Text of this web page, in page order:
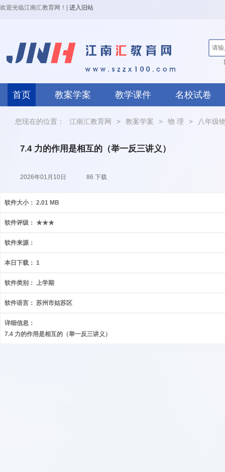
欢迎光临江南汇教育网！ 进入旧站
首页 教案学案 教学课件 名校试卷
您现在的位置： 江南汇教育网 > 教案学案 > 物 理 > 八年级
7.4 力的作用是相互的（举一反三讲义）
2026年01月10日 86 下载
软件大小： 2.01 MB
软件评级： ★★★
软件来源：
本日下载： 1
软件类别： 上学期
软件语言： 苏州市姑苏区
详细信息：
7.4 力的作用是相互的（举一反三讲义）